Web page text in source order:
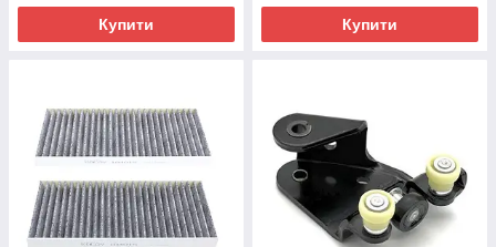
Купити Купити